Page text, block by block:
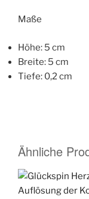
Maße
Höhe: 5 cm
Breite: 5 cm
Tiefe: 0,2 cm
Ähnliche